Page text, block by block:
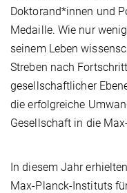
Doktorand*innen und
Medaille. Wie nur
seinem Leben
Streben nach
gesellschaftlicher
die erfolgreiche
Gesellschaft in die
In diesem Jahr
Max-Planck-Instituts